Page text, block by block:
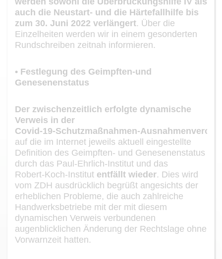
auch die Neustart- und die Härtefallhilfe bis
zum 30. Juni 2022 verlängert. Über die
Einzelheiten werden wir in einem gesonderten
Rundschreiben zeitnah informieren.
• Festlegung des Geimpften-und
Genesenenstatus
Der zwischenzeitlich erfolgte dynamische
Verweis in der
Covid-19-Schutzmaßnahmen-
auf die im Internet jeweils aktuell eingestellte
Definition des Geimpften- und Genesenenstatus
durch das Paul-Ehrlich-Institut und das
Robert-Koch-Institut entfällt wieder. Dies wird
vom ZDH ausdrücklich begrüßt angesichts der
erheblichen Probleme, die auch zahlreiche
Handwerksbetriebe mit der mit diesem
dynamischen Verweis verbundenen
augenblicklichen Änderung der Rechtslage ohne
Vorwarnzeit hatten.